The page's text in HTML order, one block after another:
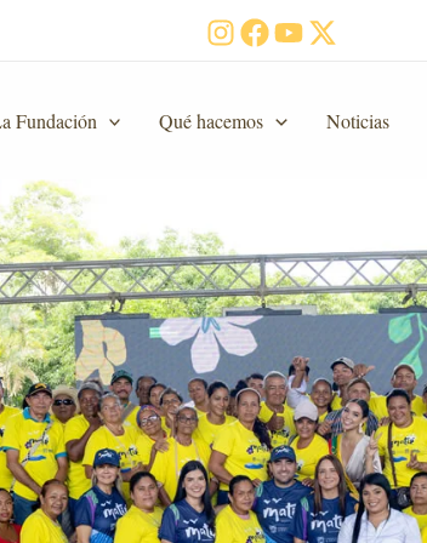
Fundación Qué hacemos Noticias